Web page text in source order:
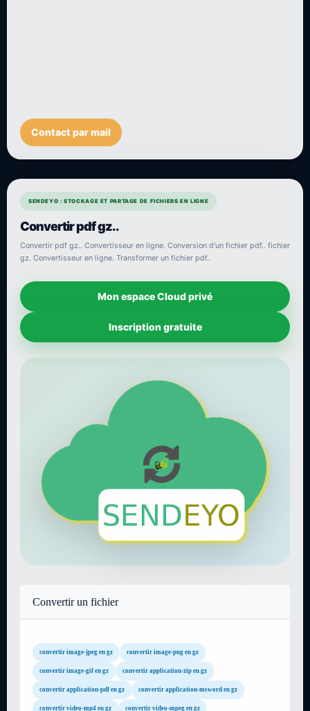
Contact par mail
SENDEYO : STOCKAGE ET PARTAGE DE FICHIERS EN LIGNE
Convertir pdf gz..
Convertir pdf gz.. Convertisseur en ligne. Conversion d'un fichier pdf.. fichier
gz. Convertisseur en ligne. Transformer un fichier pdf..
Mon espace Cloud privé
Inscription gratuite
Convertir un fichier
convertir image-jpeg en gz convertir image-png en gz
convertir image-gif en gz convertir application-zip en gz
convertir application-pdf en gz convertir application-msword en gz
convertir video-mp4 en gz convertir video-mpeg en gz